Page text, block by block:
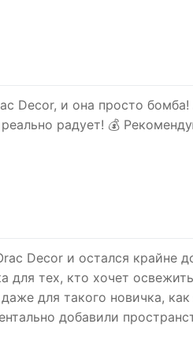
Decor, и она просто бомба!
радует! 💰
Decor и остался крайне
для тех, кто хочет освежить
для такого новичка, как
добавили